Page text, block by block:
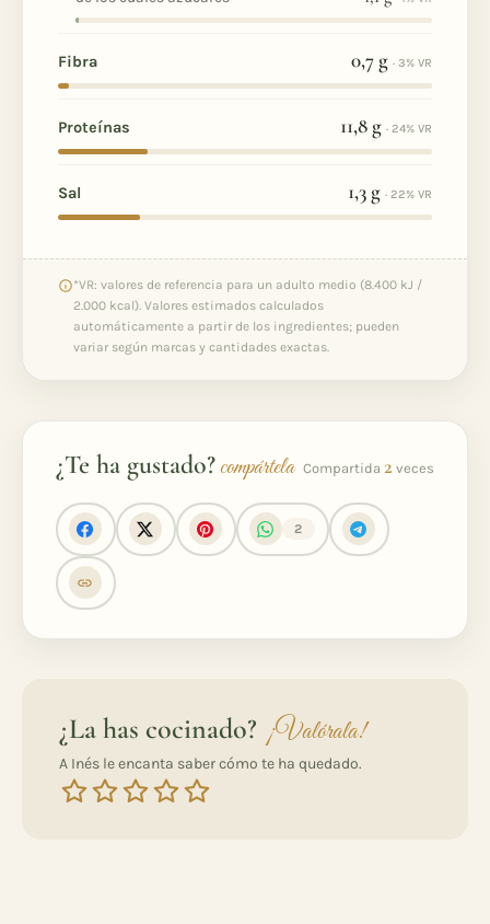
Fibra 0,7 g · 3% VR
Proteínas 11,8 g · 24% VR
Sal 1,3 g · 22% VR
*VR: valores de referencia para un adulto medio (8.400 kJ /
2.000 kcal). Valores estimados calculados
automáticamente a partir de los ingredientes; pueden
variar según marcas y cantidades exactas.
¿Te ha gustado?compártela Compartida 2 veces
2
¿La has cocinado? ¡Valórala!
A Inés le encanta saber cómo te ha quedado.